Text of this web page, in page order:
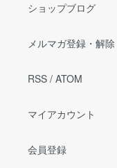
ショップブログ
メルマガ登録・解除
RSS / ATOM
マイアカウント
会員登録